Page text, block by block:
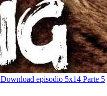
Download episodio 5x14 Parte 5